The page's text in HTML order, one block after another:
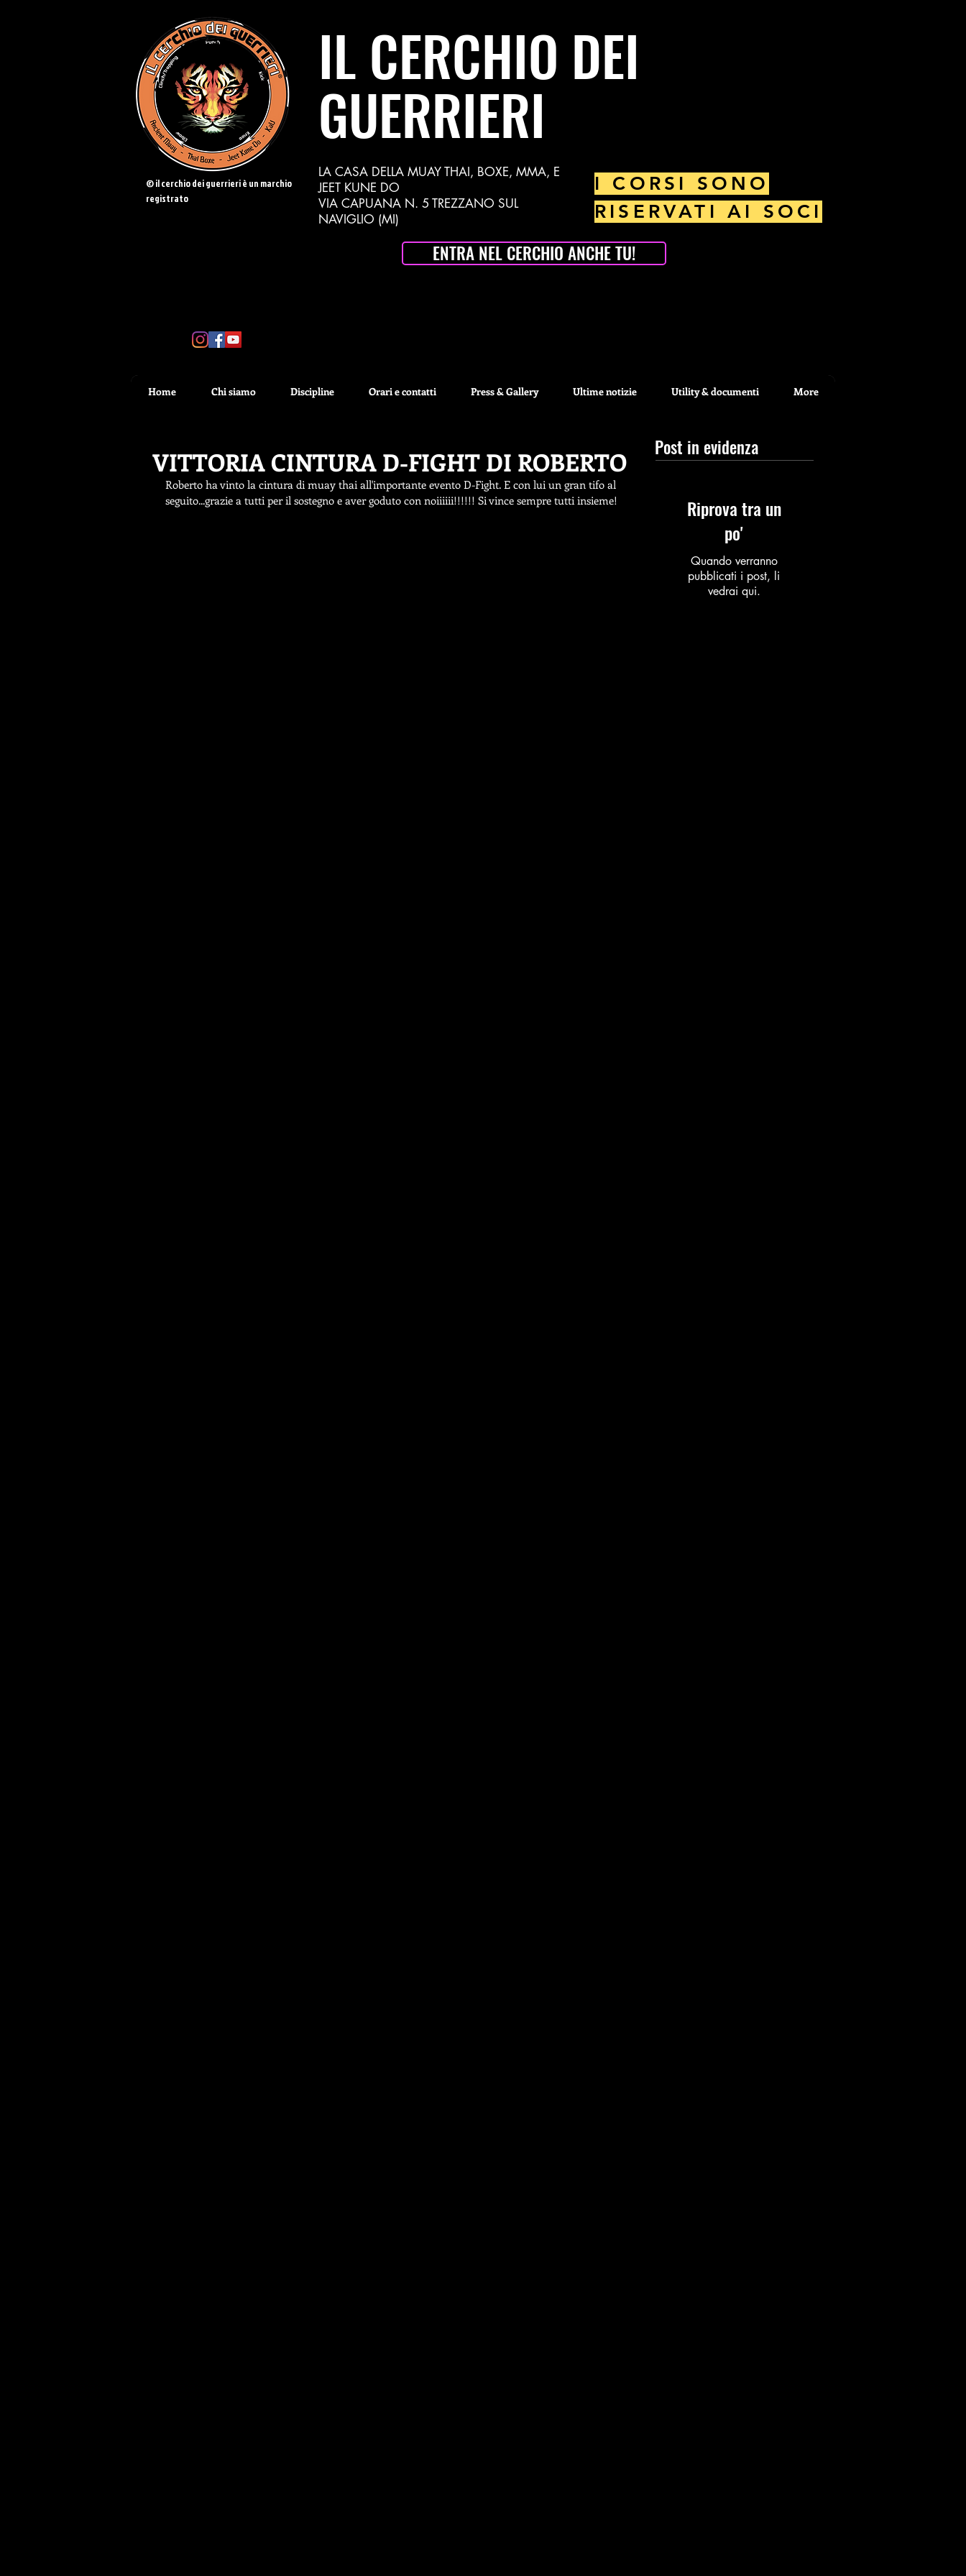
© il cerchio dei guerrieri è un marchio
registrato
IL CERCHIO DEI
GUERRIERI
LA CASA DELLA MUAY THAI, BOXE, MMA, E
JEET KUNE DO
VIA CAPUANA N. 5 TREZZANO SUL
NAVIGLIO (MI)
I CORSI SONO
RISERVATI AI SOCI
ENTRA NEL CERCHIO ANCHE TU!
Home Chi siamo Discipline Orari e contatti Press & Gallery Ultime notizie Utility & documenti More
VITTORIA CINTURA D-FIGHT DI ROBERTO
Roberto ha vinto la cintura di muay thai all'importante evento D-Fight. E con lui un gran tifo al
seguito...grazie a tutti per il sostegno e aver goduto con noiiiiii!!!!!! Si vince sempre tutti insieme!
Post in evidenza
Riprova tra un
po'
Quando verranno
pubblicati i post, li
vedrai qui.